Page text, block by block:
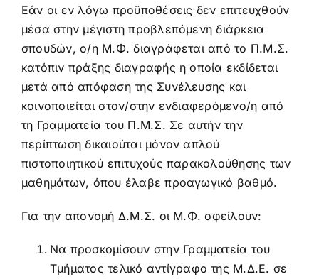
Εάν οι εν λόγω προϋποθέσεις δεν επιτευχθούν
μέσα στην μέγιστη προβλεπόμενη διάρκεια
σπουδών, ο/η Μ.Φ. διαγράφεται από το Π.Μ.Σ.
κατόπιν πράξης διαγραφής η οποία εκδίδεται
μετά από απόφαση της Συνέλευσης και
κοινοποιείται στον/στην ενδιαφερόμενο/η από
τη Γραμματεία του Π.Μ.Σ. Σε αυτήν την
περίπτωση δικαιούται μόνον απλού
πιστοποιητικού επιτυχούς παρακολούθησης των
μαθημάτων, όπου έλαβε προαγωγικό βαθμό.
Για την απονομή Δ.Μ.Σ. οι Μ.Φ. οφείλουν:
Να προσκομίσουν στην Γραμματεία του
Τμήματος τελικό αντίγραφο της Μ.Δ.Ε. σε